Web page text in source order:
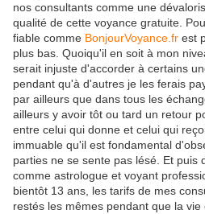
nos consultants comme une
qualité de cette voyance gratuite.
fiable comme BonjourVoyance.fr est
plus bas. Quoiqu'il en soit à mon
serait injuste d'accorder à certains
pendant qu'à d'autres je les ferais
par ailleurs que dans tous les
ailleurs y avoir tôt ou tard un retour
entre celui qui donne et celui qui
immuable qu'il est fondamental
parties ne se sente pas lésé. Et puis
comme astrologue et voyant
bientôt 13 ans, les tarifs de mes
restés les mêmes pendant que la vie